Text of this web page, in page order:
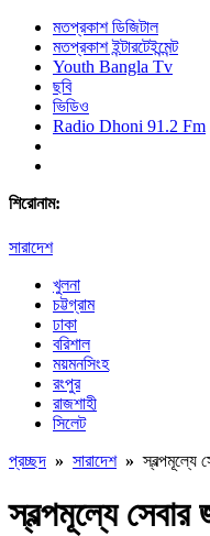
মতপ্রকাশ ডিজিটাল
মতপ্রকাশ ইন্টারটেইন্মেন্ট
Youth Bangla Tv
ছবি
ভিডিও
Radio Dhoni 91.2 Fm
শিরোনাম:
সারাদেশ
খুলনা
চট্টগ্রাম
ঢাকা
বরিশাল
ময়মনসিংহ
রংপুর
রাজশাহী
সিলেট
প্রচ্ছদ » সারাদেশ»স্বল্পমূল্যে
স্বল্পমূল্যে সেবার